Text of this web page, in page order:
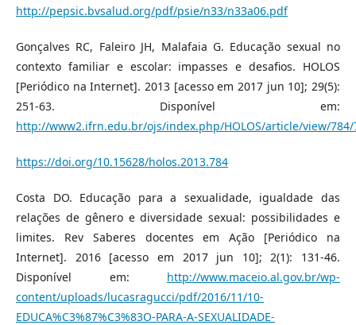
http://pepsic.bvsalud.org/pdf/psie/n33/n33a06.pdf
Gonçalves RC, Faleiro JH, Malafaia G. Educação sexual no
contexto familiar e escolar: impasses e desafios. HOLOS
[Periódico na Internet]. 2013 [acesso em 2017 jun 10]; 29(5):
251-63. Disponível em:
http://www2.ifrn.edu.br/ojs/index.php/HOLOS/article/view/784/
https://doi.org/10.15628/holos.2013.784
Costa DO. Educação para a sexualidade, igualdade das
relações de gênero e diversidade sexual: possibilidades e
limites. Rev Saberes docentes em Ação [Periódico na
Internet]. 2016 [acesso em 2017 jun 10]; 2(1): 131-46.
Disponível em: http://www.maceio.al.gov.br/wp-
content/uploads/lucasragucci/pdf/2016/11/10-
EDUCA%C3%87%C3%83O-PARA-A-SEXUALIDADE-